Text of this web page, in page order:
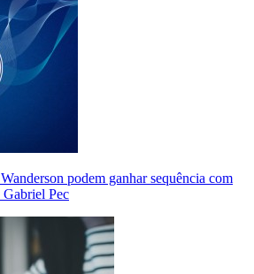
podem ganhar sequência com
Gabriel Pec